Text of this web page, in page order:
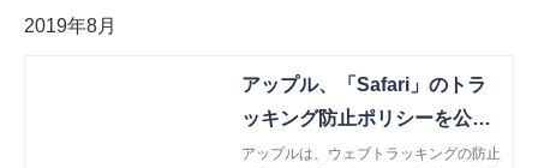
2019年8月
アップル、「Safari」のトラ
ッキング防止ポリシーを公開-
-対策強化へ
アップルは、ウェブトラッキングの防止